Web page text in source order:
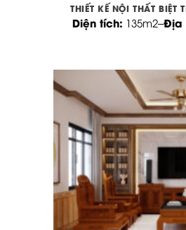
THIẾT KẾ NỘI THẤT
Diện tích: 135m2–Địa